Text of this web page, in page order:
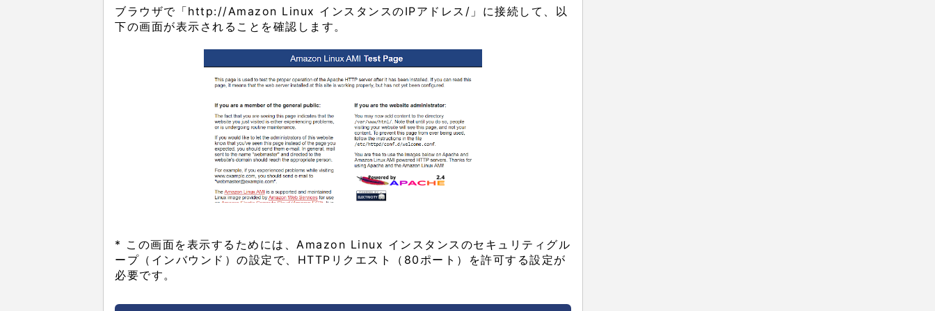
ブラウザで「http://Amazon Linux インスタンスのIPアドレス/」に接続して、以
下の画面が表示されることを確認します。
* この画面を表示するためには、Amazon Linux インスタンスのセキュリティグル
ープ（インバウンド）の設定で、HTTPリクエスト（80ポート）を許可する設定が
必要です。